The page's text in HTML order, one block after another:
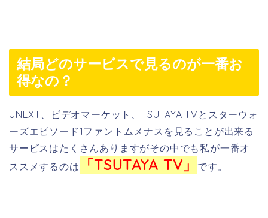
結局どのサービスで見るのが一番お
得なの？
UNEXT、ビデオマーケット、TSUTAYA TVとスターウォ
ーズエピソード1ファントムメナスを見ることが出来る
サービスはたくさんありますがその中でも私が一番オ
ススメするのは
「TSUTAYA TV」 です。